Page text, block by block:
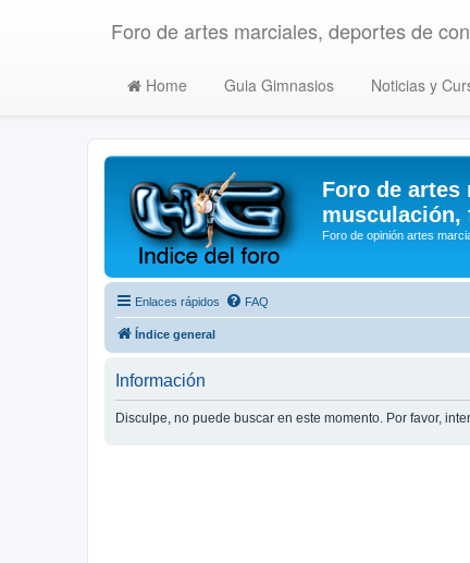
Foro de artes marciales, deportes de
Home Guia Gimnasios Noticias y
Foro de artes
musculación,
Foro de opinión artes
Enlaces rápidos FAQ
Índice general
Información
Disculpe, no puede buscar en este momento. Por favor,